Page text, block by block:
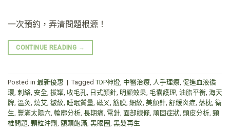
一次預約，弄清問題根源！
CONTINUE READING →
Posted in 最新優惠 | Tagged TDP神燈 中醫治療 人手理療 促進血液循
環 刺絡 安全 拔罐 收毛孔 日式顏針 明顯效果 毛囊護理 油脂平衡 海天
牌 溫灸 燒艾 皺紋 睡眠質量 磁叉 筋膜 細紋 美顏針 舒緩炎症 落枕 衛
生 豐滿太陽穴 輪廓分析 長期痛 電針 面部線條 頑固症狀 頭皮分析 頸
椎問題 顆粒沖劑 額頭飽滿 黑眼圈 黑髮再生